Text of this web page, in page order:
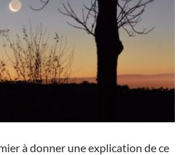
à donner une explication de ce